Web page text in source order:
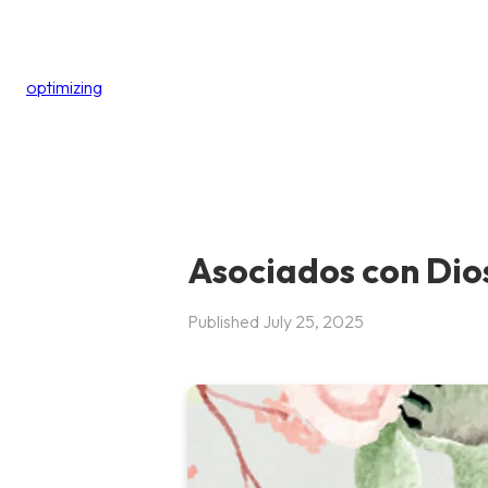
optimizing
Asociados con
Published July 25, 2025